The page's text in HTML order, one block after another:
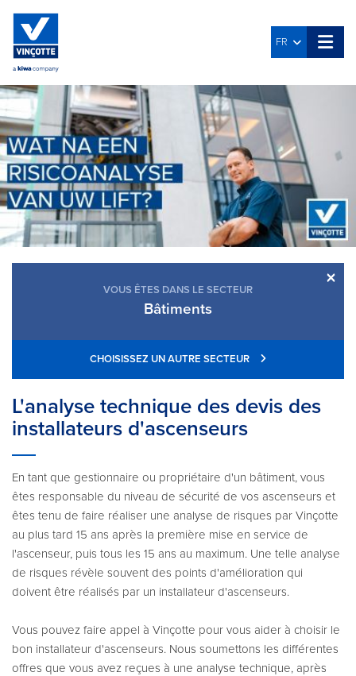
FR
×
VOUS ÊTES DANS LE SECTEUR
Bâtiments
CHOISISSEZ UN AUTRE SECTEUR
L'analyse technique des devis des
installateurs d'ascenseurs
En tant que gestionnaire ou propriétaire d'un bâtiment, vous
êtes responsable du niveau de sécurité de vos ascenseurs et
êtes tenu de faire réaliser une analyse de risques par Vinçotte
au plus tard 15 ans après la première mise en service de
l'ascenseur, puis tous les 15 ans au maximum. Une telle analyse
de risques révèle souvent des points d'amélioration qui
doivent être réalisés par un installateur d'ascenseurs.
Vous pouvez faire appel à Vinçotte pour vous aider à choisir le
bon installateur d'ascenseurs. Nous soumettons les différentes
offres que vous avez reçues à une analyse technique, après